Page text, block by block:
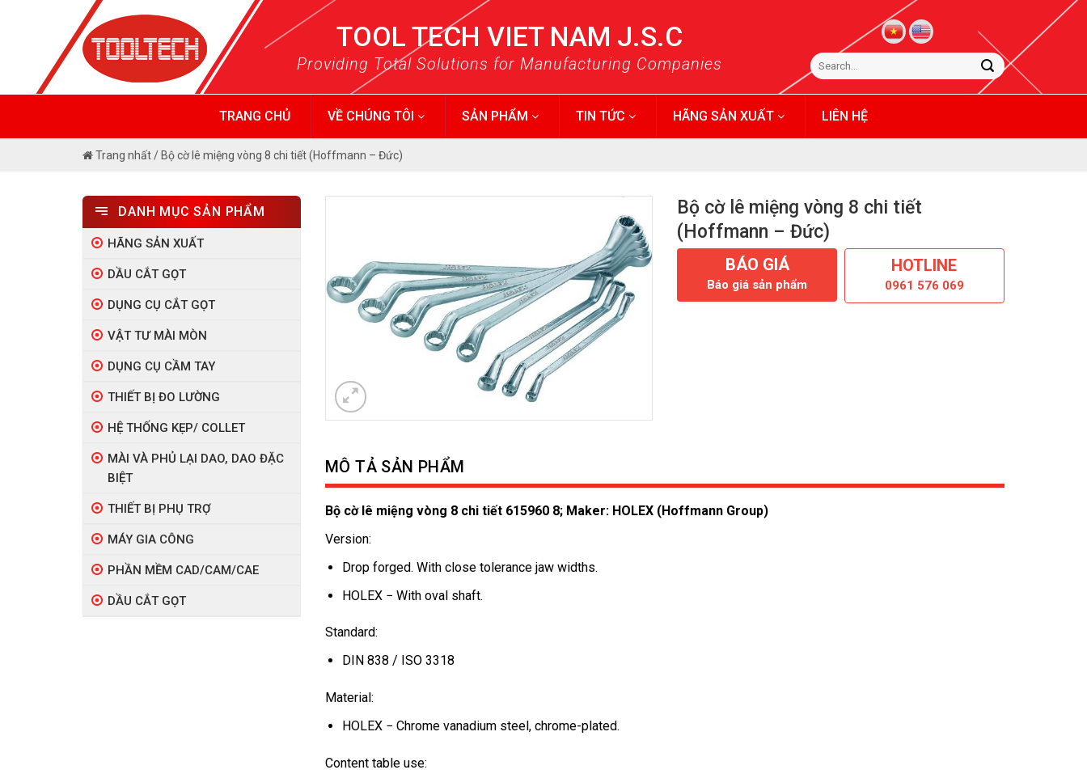
TOOL TECH VIET NAM J.S.C
Providing Total Solutions for Manufacturing Companies
TRANG CHỦ VỀ CHÚNG TÔI SẢN PHẨM TIN TỨC HÃNG SẢN XUẤT LIÊN HỆ
Trang nhất/ Bộ cờ lê miệng vòng 8 chi tiết (Hoffmann – Đức)
DANH MỤC SẢN PHẨM
HÃNG SẢN XUẤT
DẦU CẮT GỌT
DỤNG CỤ CẮT GỌT
VẬT TƯ MÀI MÒN
DỤNG CỤ CẦM TAY
THIẾT BỊ ĐO LƯỜNG
HỆ THỐNG KẸP/ COLLET
MÀI VÀ PHỦ LẠI DAO, DAO ĐẶC
BIỆT
THIẾT BỊ PHỤ TRỢ
MÁY GIA CÔNG
PHẦN MỀM CAD/CAM/CAE
DẦU CẮT GỌT
Bộ cờ lê miệng vòng 8 chi tiết
(Hoffmann – Đức)
BÁO GIÁ
Báo giá sản phẩm
HOTLINE
0961 576 069
MÔ TẢ SẢN PHẨM
Bộ cờ lê miệng vòng 8 chi tiết 615960 8; Maker: HOLEX (Hoffmann Group)
Version:
Drop forged. With close tolerance jaw widths.
HOLEX − With oval shaft.
Standard:
DIN 838 / ISO 3318
Material:
HOLEX − Chrome vanadium steel, chrome-plated.
Content table use: